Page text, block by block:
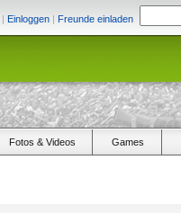
| Einloggen | Freunde einladen
Fotos & Videos Games